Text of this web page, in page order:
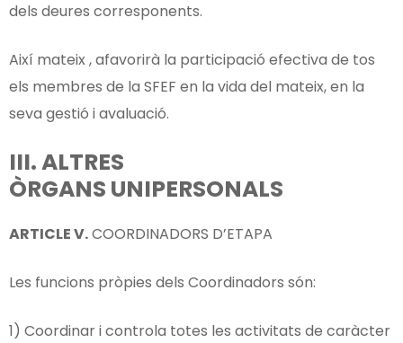
dels deures corresponents.
Així mateix , afavorirà la participació efectiva de tos
els membres de la SFEF en la vida del mateix, en la
seva gestió i avaluació.
III.ALTRES
ÒRGANS UNIPERSONALS
ARTICLE V.COORDINADORS D’ETAPA
Les funcions pròpies dels Coordinadors són:
1) Coordinar i controla totes les activitats de caràcter